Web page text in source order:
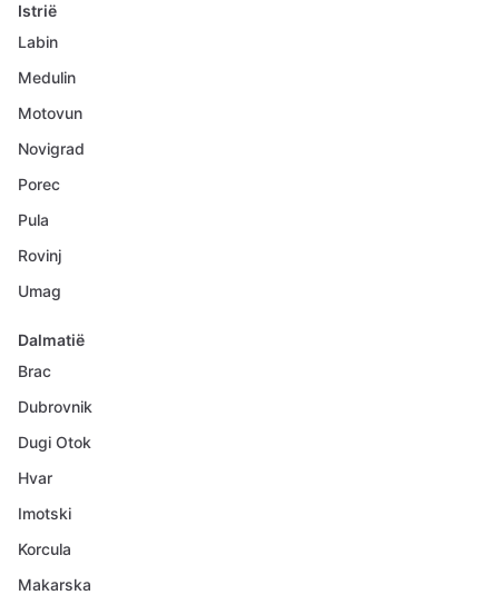
Istrië
Labin
Medulin
Motovun
Novigrad
Porec
Pula
Rovinj
Umag
Dalmatië
Brac
Dubrovnik
Dugi Otok
Hvar
Imotski
Korcula
Makarska